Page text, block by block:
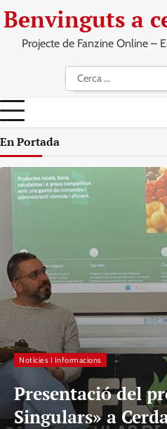
to
content
Benvinguts a
Projecte de Fanzine Online –
Cerca:
En Portada
Notícies I Informacions
Presentació del
Singulars» a